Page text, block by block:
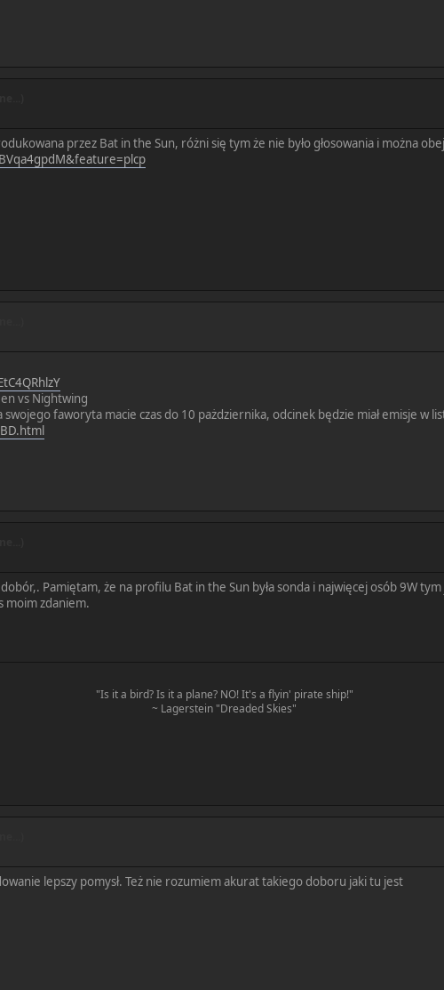
przez Bat in the Sun, różni się tym że nie było głosowania i można
vs Nightwing
swojego faworyta macie czas do 10 pażdziernika, odcinek będzie miał emisje w
Pamiętam, że na profilu Bat in the Sun była sonda i najwięcej osób 9W tym
moim zdaniem.
"Is it a bird? Is it a plane? NO! It's a flyin' pirate ship!"
~ Lagerstein "Dreaded Skies"
lepszy pomysł. Też nie rozumiem akurat takiego doboru jaki tu jest